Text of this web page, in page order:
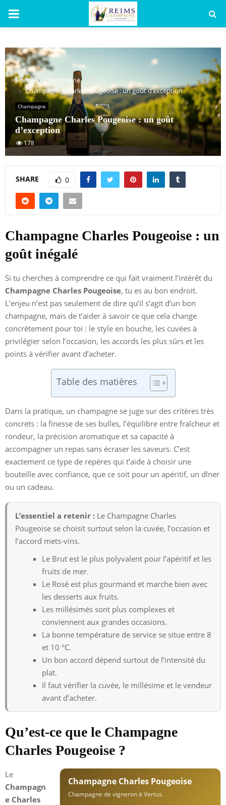
PRIMARY
Home
Champagne
Champagne Charles Pougeoise : un goût d’exception
Champagne
Champagne Charles Pougeoise : un goût
d’exception
178
SHARE 0
Champagne Charles Pougeoise : un
goût inégalé
Si tu cherches à comprendre ce qui fait vraiment l’intérêt du
Champagne Charles Pougeoise, tu es au bon endroit.
L’enjeu n’est pas seulement de dire qu’il s’agit d’un bon
champagne, mais de t’aider à savoir ce que cela change
concrètement pour toi : le style en bouche, les cuvées à
privilégier selon l’occasion, les accords les plus sûrs et les
points à vérifier avant d’acheter.
Table des matières
Dans la pratique, un champagne se juge sur des critères très
concrets : la finesse de ses bulles, l’équilibre entre fraîcheur et
rondeur, la précision aromatique et sa capacité à
accompagner un repas sans écraser les saveurs. C’est
exactement ce type de repères qui t’aide à choisir une
bouteille avec confiance, que ce soit pour un apéritif, un dîner
ou un cadeau.
L’essentiel a retenir : Le Champagne Charles
Pougeoise se choisit surtout selon la cuvée, l’occasion et
l’accord mets-vins.
Le Brut est le plus polyvalent pour l’apéritif et les
fruits de mer.
Le Rosé est plus gourmand et marche bien avec
les desserts aux fruits.
Les millésimés sont plus complexes et
conviennent aux grandes occasions.
La bonne température de service se situe entre 8
et 10 °C.
Un bon accord dépend surtout de l’intensité du
plat.
Il faut vérifier la cuvée, le millésime et le vendeur
avant d’acheter.
Qu’est-ce que le Champagne
Charles Pougeoise ?
Champagne Charles Pougeoise
Champagne de vigneron à Vertus.
Le
Champagn
e Charles